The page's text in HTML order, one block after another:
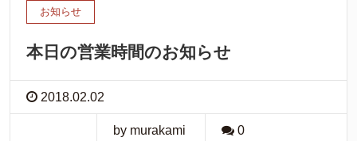
お知らせ
本日の営業時間のお知らせ
2018.02.02
by murakami 0